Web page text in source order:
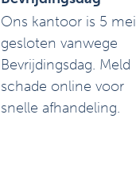
Ons kantoor is 5 mei
gesloten vanwege
Bevrijdingsdag. Meld
schade online voor
snelle afhandeling.